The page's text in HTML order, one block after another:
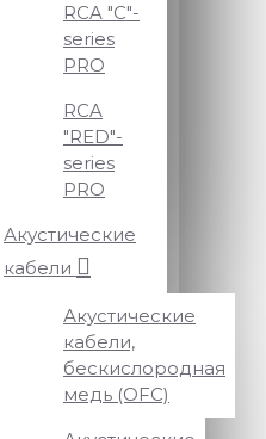
RCA "C"-
series
PRO
RCA
"RED"-
series
PRO
Акустические
кабели
Акустические
кабели,
бескислородная
медь (OFC)